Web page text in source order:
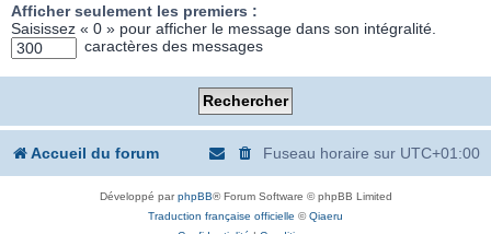
Afficher seulement les premiers :
Saisissez « 0 » pour afficher le message dans son intégralité.
caractères des messages
Accueil du forum Fuseau horaire sur UTC+01:00
Développé parphpBB® Forum Software © phpBB Limited
Traduction française officielle ©Qiaeru